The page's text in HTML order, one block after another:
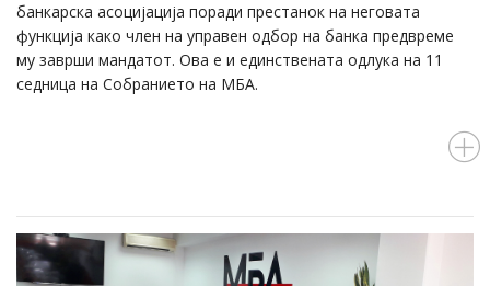
банкарска асоцијација поради престанок на неговата
функција како член на управен одбор на банка предвреме
му заврши мандатот. Ова е и единствената одлука на 11
седница на Собранието на МБА.